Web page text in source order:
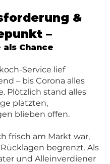
&
–
als Chance
Service lief
– bis Corona alles
Plötzlich stand alles
platzten,
blieben offen.
frisch am Markt war,
begrenzt. Als
und Alleinverdiener